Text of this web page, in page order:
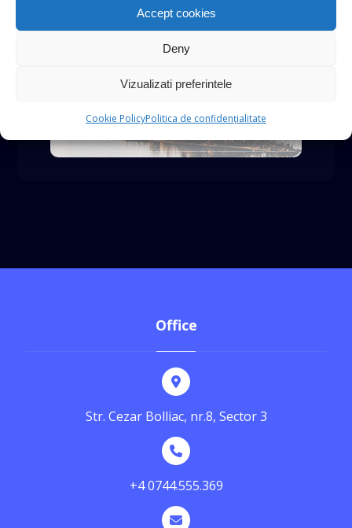
Accept cookies
Deny
Vizualizati preferintele
Cookie PolicyPolitica de confidențialitate
Office
Str. Cezar Bolliac, nr.8, Sector 3
+4 0744.555.369